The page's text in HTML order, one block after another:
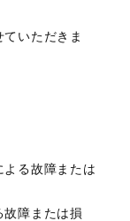
いただきま
よる故障または
故障または損